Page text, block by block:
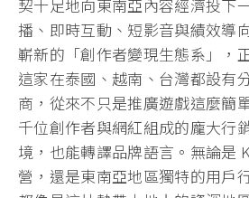
契十足地向東南亞內容經濟投下
播、即時互動、短影音與績效導
嶄新的「創作者變現生態系」，
這家在泰國、越南、台灣都設有
商，從來不只是推廣遊戲這麼簡
千位創作者與網紅組成的龐大行
境，也能轉譯品牌語言。無論是
營，還是東南亞地區獨特的用戶